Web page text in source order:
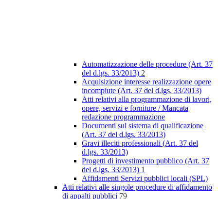
Automatizzazione delle procedure (Art. 37
del d.lgs. 33/2013) 2
Acquisizione interesse realizzazione opere
incompiute (Art. 37 del d.lgs. 33/2013)
Atti relativi alla programmazione di lavori,
opere, servizi e forniture / Mancata
redazione programmazione
Documenti sul sistema di qualificazione
(Art. 37 del d.lgs. 33/2013)
Gravi illeciti professionali (Art. 37 del
d.lgs. 33/2013)
Progetti di investimento pubblico (Art. 37
del d.lgs. 33/2013) 1
Affidamenti Servizi pubblici locali (SPL)
Atti relativi alle singole procedure di affidamento
di appalti pubblici 79